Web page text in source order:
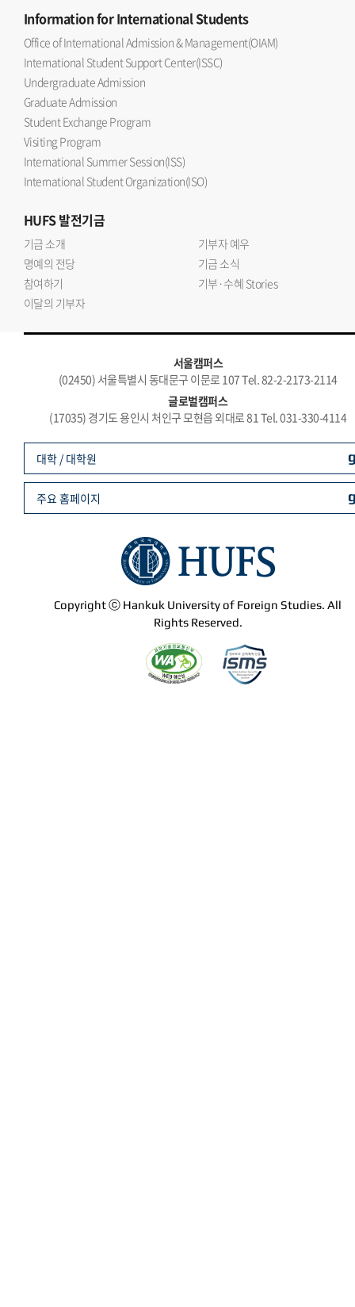
이번 차세대 라운드테이블에는 우리 대학 스페인어과 최승연,
통번역대학원 한서과 주송라, 최혜림 학생이 선발되어 토론에
참여했다.
Informationfor International Students
Office of International Admission & Management(OIAM)
International Student Support Center(ISSC)
Undergraduate Admission
Graduate Admission
Student Exchange Program
Visiting Program
International Summer Session(ISS)
International Student Organization(ISO)
HUFS발전기금
기금 소개
기부자 예우
명예의 전당
기금 소식
참여하기
기부·수혜 Stories
이달의 기부자
서울캠퍼스
(02450) 서울특별시 동대문구 이문로 107 Tel. 82-2-2173-2114
글로벌캠퍼스
(17035) 경기도 용인시 처인구 모현읍 외대로 81 Tel. 031-330-4114
Copyright ⓒ Hankuk University of Foreign Studies. All
Rights Reserved.
대학 / 대학원
주요 홈페이지